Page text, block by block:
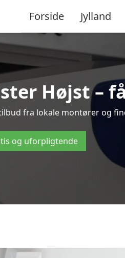
Forside Jylland
Højst –
fra lokale montører og
og uforpligtende